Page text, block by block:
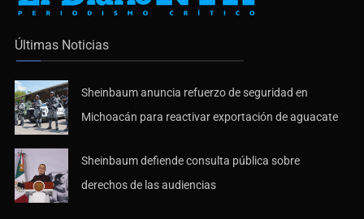
Últimas Noticias
Sheinbaum anuncia refuerzo de seguridad en
Michoacán para reactivar exportación de aguacate
Sheinbaum defiende consulta pública sobre
derechos de las audiencias